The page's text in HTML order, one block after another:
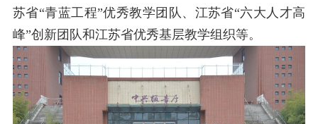
苏省“青蓝工程”优秀教学团队、江苏省“六大人才高
峰”创新团队和江苏省优秀基层教学组织等。